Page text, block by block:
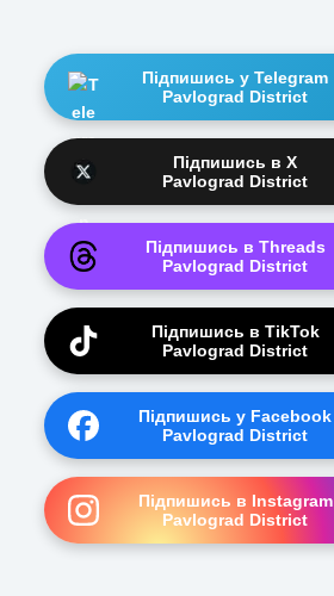
Підпишись у Telegram
Pavlograd District
Підпишись в X
Pavlograd District
Підпишись в Threads
Pavlograd District
Підпишись в TikTok
Pavlograd District
Підпишись у Facebook
Pavlograd District
Підпишись в Instagram
Pavlograd District